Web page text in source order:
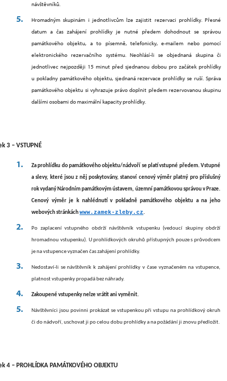
návštěvníků.
Hromadným skupinám i jednotlivcům lze zajistit rezervaci prohlídky. Přesné
datum a čas zahájení prohlídky je nutné předem dohodnout se správou
památkového objektu, a to písemně, telefonicky, e-mailem nebo pomocí
elektronického rezervačního systému. Neohlásí-li se objednaná skupina či
jednotlivec nejpozději 15 minut před sjednanou dobou pro začátek prohlídky
u pokladny památkového objektu, sjednaná rezervace prohlídky se ruší. Správa
památkového objektu si vyhrazuje právo doplnit předem rezervovanou skupinu
dalšími osobami do maximální kapacity prohlídky.
3 – VSTUPNÉ
Za prohlídku do památkového objektu/nádvoří se platí vstupné předem. Vstupné
a slevy, které jsou z něj poskytovány, stanoví cenový výměr platný pro příslušný
rok vydaný Národním památkovým ústavem, územní památkovou správouv Praze.
Cenový výměr je k nahlédnutí v pokladně památkového objektu a na jeho
webových stránkáchwww.zamek-zleby.cz.
Po zaplacení vstupného obdrží návštěvník vstupenku (vedoucí skupiny obdrží
hromadnou vstupenku). U prohlídkových okruhů přístupných pouze s průvodcem
je na vstupence vyznačen čas zahájení prohlídky.
Nedostaví-li se návštěvník k zahájení prohlídky v čase vyznačeném na vstupence,
platnost vstupenky propadá bez náhrady.
Zakoupené vstupenky nelze vrátit ani vyměnit.
Návštěvníci jsou povinni prokázat se vstupenkou při vstupu na prohlídkový okruh
či do nádvoří, uschovat ji po celou dobu prohlídky a na požádání ji znovu předložit.
4 – PROHLÍDKA PAMÁTKOVÉHO OBJEKTU